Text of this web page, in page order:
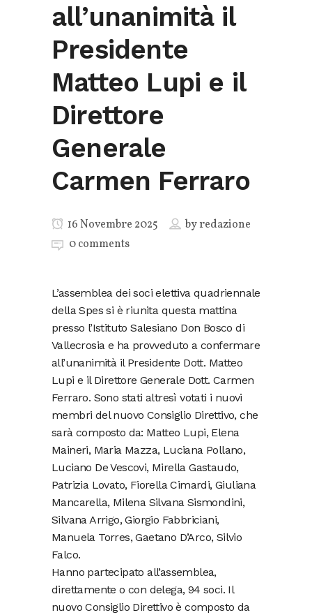
all’unanimità il
Presidente
Matteo Lupi e il
Direttore
Generale
Carmen Ferraro
16 Novembre 2025 byredazione
0 comments
L’assemblea dei soci elettiva quadriennale
della Spes si è riunita questa mattina
presso l’Istituto Salesiano Don Bosco di
Vallecrosia e ha provveduto a confermare
all’unanimità il Presidente Dott. Matteo
Lupi e il Direttore Generale Dott. Carmen
Ferraro. Sono stati altresì votati i nuovi
membri del nuovo Consiglio Direttivo, che
sarà composto da: Matteo Lupi, Elena
Maineri, Maria Mazza, Luciana Pollano,
Luciano De Vescovi, Mirella Gastaudo,
Patrizia Lovato, Fiorella Cimardi, Giuliana
Mancarella, Milena Silvana Sismondini,
Silvana Arrigo, Giorgio Fabbriciani,
Manuela Torres, Gaetano D’Arco, Silvio
Falco.
Hanno partecipato all’assemblea,
direttamente o con delega, 94 soci. Il
nuovo Consiglio Direttivo è composto da